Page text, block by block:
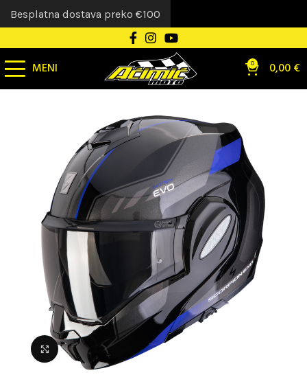
MENI 0 0,00€
Uvećaj sliku
Besplatna dostava preko €100